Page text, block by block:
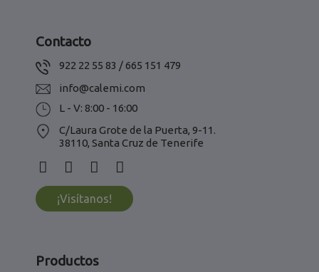
Contacto
922 22 55 83 / 665 151 479
info@calemi.com
L - V: 8:00 - 16:00
C/Laura Grote de la Puerta, 9-11.
38110, Santa Cruz de Tenerife
¡Visítanos!
Productos